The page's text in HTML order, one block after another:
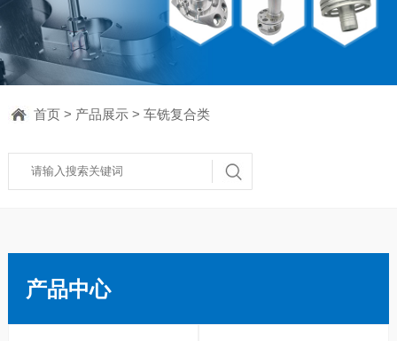
首页> 产品展示> 车铣复合类
产品中心